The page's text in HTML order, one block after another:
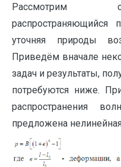
Рассмотрим
распространяющийся
уточняя природы
Приведём вначале
задач и результаты,
потребуются ниже.
распространения
предложена